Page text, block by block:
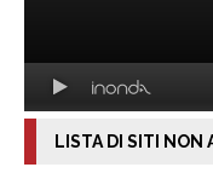
LISTA DI SITI NON